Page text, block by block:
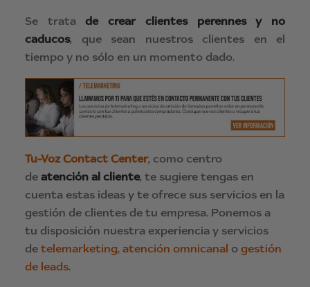
Se tratade crear clientes perennes y no
caducos, que sean nuestros clientes en el
tiempo y no sólo en un momento dado.
Tu-Voz Contact Center, como centro
de atención al cliente, te sugiere tengas en
cuenta estas ideas y te ofrece sus servicios en la
gestión de clientes de tu empresa. Ponemos a
tu disposición nuestra experiencia y servicios
de telemarketing, atención omnicanal o gestión
de leads.